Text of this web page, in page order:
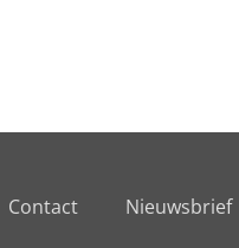
Contact Nieuwsbrief